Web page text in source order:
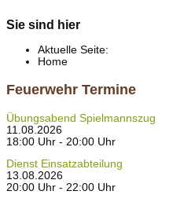
Sie sind hier
Aktuelle Seite:
Home
Feuerwehr Termine
Übungsabend Spielmannszug
11.08.2026
18:00 Uhr - 20:00 Uhr
Dienst Einsatzabteilung
13.08.2026
20:00 Uhr - 22:00 Uhr